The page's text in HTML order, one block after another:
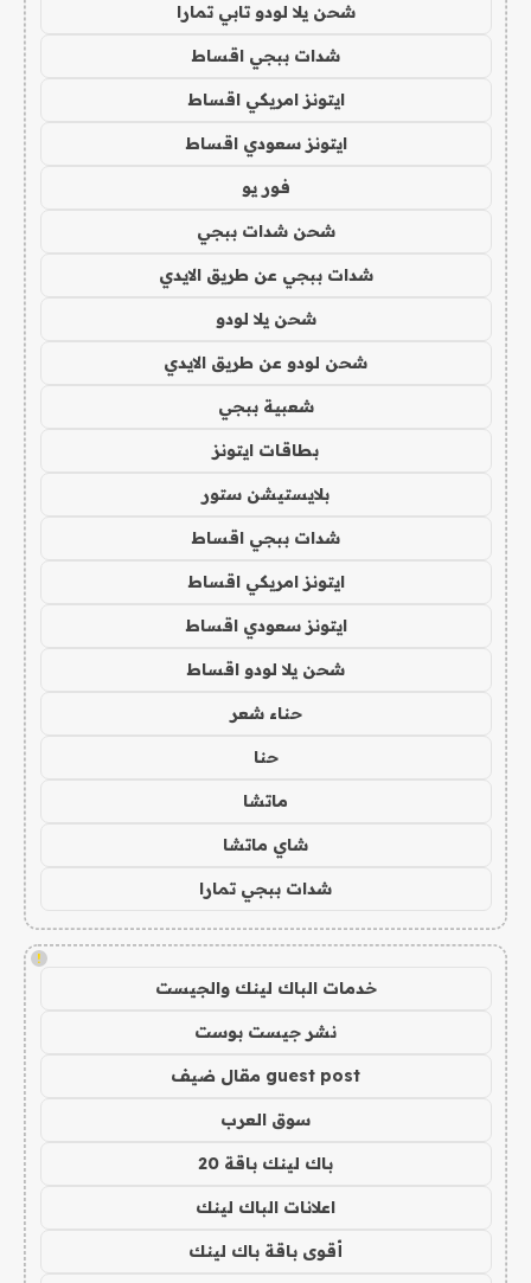
شحن يلا لودو تابي تمارا
شدات ببجي اقساط
ايتونز امريكي اقساط
ايتونز سعودي اقساط
فور يو
شحن شدات ببجي
شدات ببجي عن طريق الايدي
شحن يلا لودو
شحن لودو عن طريق الايدي
شعبية ببجي
بطاقات ايتونز
بلايستيشن ستور
شدات ببجي اقساط
ايتونز امريكي اقساط
ايتونز سعودي اقساط
شحن يلا لودو اقساط
حناء شعر
حنا
ماتشا
شاي ماتشا
شدات ببجي تمارا
!
خدمات الباك لينك والجيست
نشر جيست بوست
guest post مقال ضيف
سوق العرب
باك لينك باقة 20
اعلانات الباك لينك
أقوى باقة باك لينك